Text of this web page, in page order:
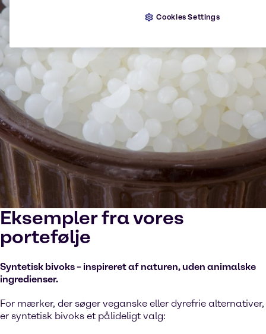
Eksempler fra vores
portefølje
Syntetisk bivoks – inspireret af naturen, uden animalske
ingredienser.
For mærker, der søger veganske eller dyrefrie alternativer,
er syntetisk bivoks et pålideligt valg:
Cookies Settings